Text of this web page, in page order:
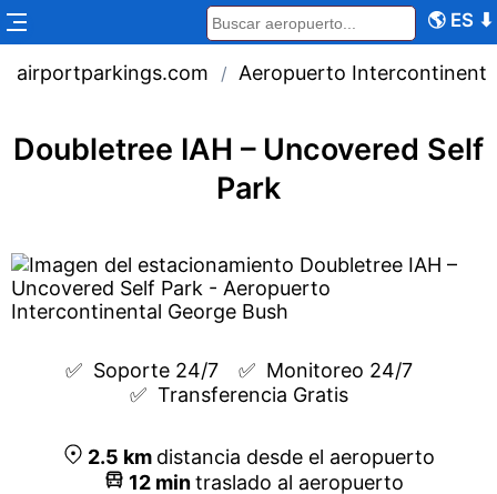
🌎 ES ⬇
airportparkings.com / Aeropuerto
Doubletree IAH – Uncovered Self
Park
✅ Soporte 24/7 ✅ Monitoreo 24/7
✅ Transferencia Gratis
2.5 km distancia desde el aeropuerto
12 mintraslado al aeropuerto